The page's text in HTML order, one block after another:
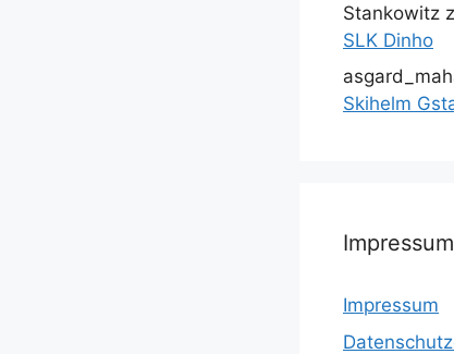
Stankowitz
SLK Dinho
Skihelm
Impressum